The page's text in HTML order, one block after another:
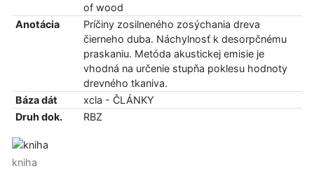
of wood
Anotácia
Príčiny zosilneného zosýchania dreva
čierneho duba. Náchylnosť k desorpčnému
praskaniu. Metóda akustickej emisie je
vhodná na určenie stupňa poklesu hodnoty
drevného tkaniva.
Báza dát
xcla - ČLÁNKY
Druh dok.
RBZ
kniha